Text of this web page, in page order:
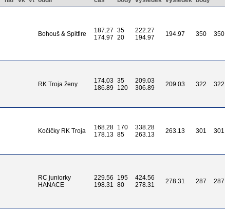
Bohouš & Spitfire
187.27
174.97
35
20
222.27
194.97
194.97 350 350
RK Troja ženy
174.03
186.89
35
120
209.03
306.89
209.03 322 322
Kočičky RK Troja
168.28
178.13
170
85
338.28
263.13
263.13 301 301
RC juniorky
HANACE
229.56
198.31
195
80
424.56
278.31
278.31 287 287